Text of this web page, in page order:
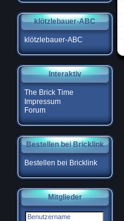
klötzlebauer-ABC
klötzlebauer-ABC
Interaktiv
The Brick Time
Impressum
Forum
Bestellen bei Bricklink
Bestellen bei Bricklink
Mitglieder